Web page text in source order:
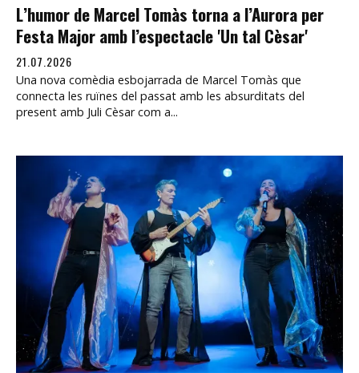
L’humor de Marcel Tomàs torna a l’Aurora per
Festa Major amb l’espectacle 'Un tal Cèsar'
21.07.2026
Una nova comèdia esbojarrada de Marcel Tomàs que
connecta les ruïnes del passat amb les absurditats del
present amb Juli Cèsar com a...